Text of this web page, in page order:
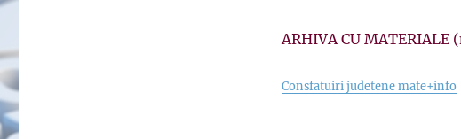
ARHIVA CU
Consfatuiri judetene mate+info